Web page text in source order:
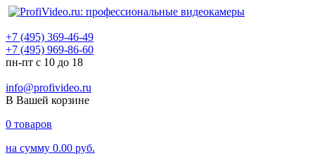
+7 (495) 369-46-49
+7 (495) 969-86-60
пн-пт с 10 до 18
info@profivideo.ru
В Вашей корзине
0 товаров
на сумму 0.00 руб.